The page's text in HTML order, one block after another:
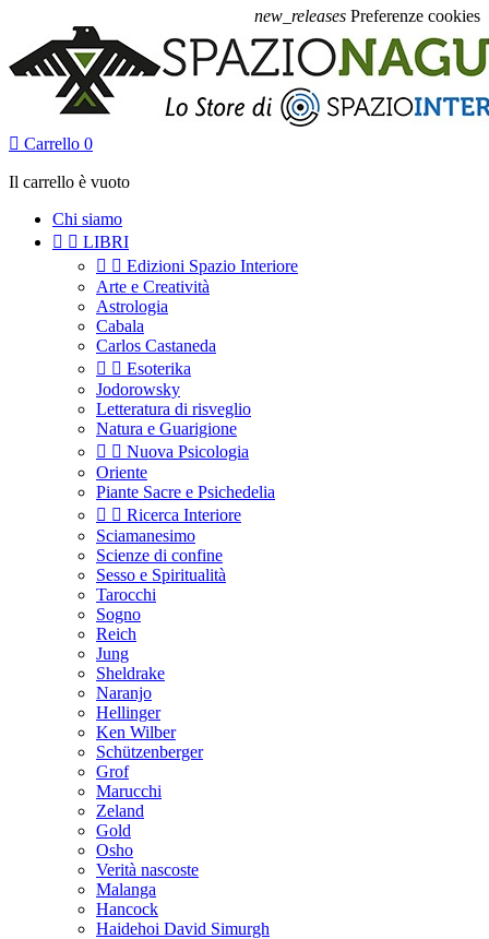
new_releases Preferenze cookies
 Carrello 0
Il carrello è vuoto
Chi siamo
  LIBRI
  Edizioni Spazio Interiore
Arte e Creatività
Astrologia
Cabala
Carlos Castaneda
  Esoterika
Jodorowsky
Letteratura di risveglio
Natura e Guarigione
  Nuova Psicologia
Oriente
Piante Sacre e Psichedelia
  Ricerca Interiore
Sciamanesimo
Scienze di confine
Sesso e Spiritualità
Tarocchi
Sogno
Reich
Jung
Sheldrake
Naranjo
Hellinger
Ken Wilber
Schützenberger
Grof
Marucchi
Zeland
Gold
Osho
Verità nascoste
Malanga
Hancock
Haidehoi David Simurgh